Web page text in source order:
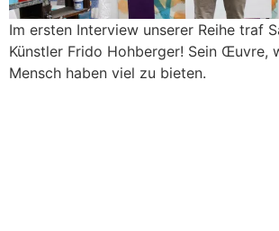
Im ersten Interview unserer Reihe traf
Künstler Frido Hohberger! Sein Œuvre,
Mensch haben viel zu bieten.